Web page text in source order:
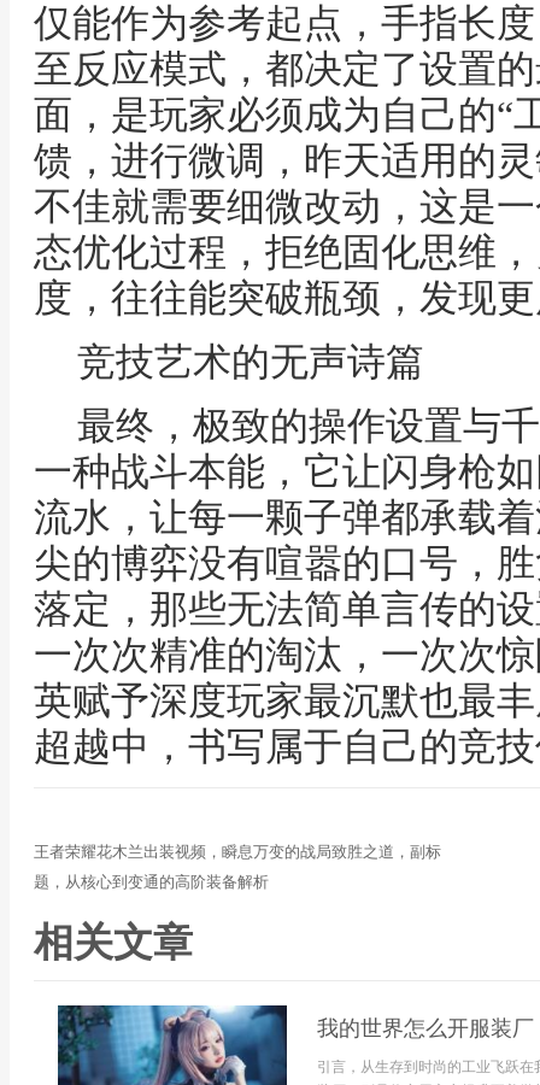
仅能作为参考起点，手指长
至反应模式，都决定了设置
面，是玩家必须成为自己的“
馈，进行微调，昨天适用的
不佳就需要细微改动，这是
态优化过程，拒绝固化思维
度，往往能突破瓶颈，发现
竞技艺术的无声诗篇
最终，极致的操作设置与
一种战斗本能，它让闪身枪
流水，让每一颗子弹都承载
尖的博弈没有喧嚣的口号，
落定，那些无法简单言传的
一次次精准的淘汰，一次次
英赋予深度玩家最沉默也最
超越中，书写属于自己的竞
王者荣耀花木兰出装视频，瞬息万变的战局致胜之道，副标
题，从核心到变通的高阶装备解析
相关文章
我的世界怎么开服装
引言，从生存到时尚的工业飞跃